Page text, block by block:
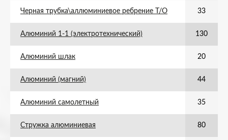
Черная трубка\аллюминиевое ребрение Т/О 33
Алюминий 1-1 (электротехнический) 130
Алюминий шлак 20
Алюминий (магний) 44
Алюминий самолетный 35
Стружка алюминиевая 80